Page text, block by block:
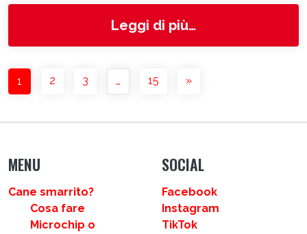
Leggi di più…from Blanca
NAVIGAZIONE DEGLI ARTICOLI
1 2 3 … 15 »
MENU
Cane smarrito?
Cosa fare
Microchip o
SOCIAL
Facebook
Instagram
TikTok